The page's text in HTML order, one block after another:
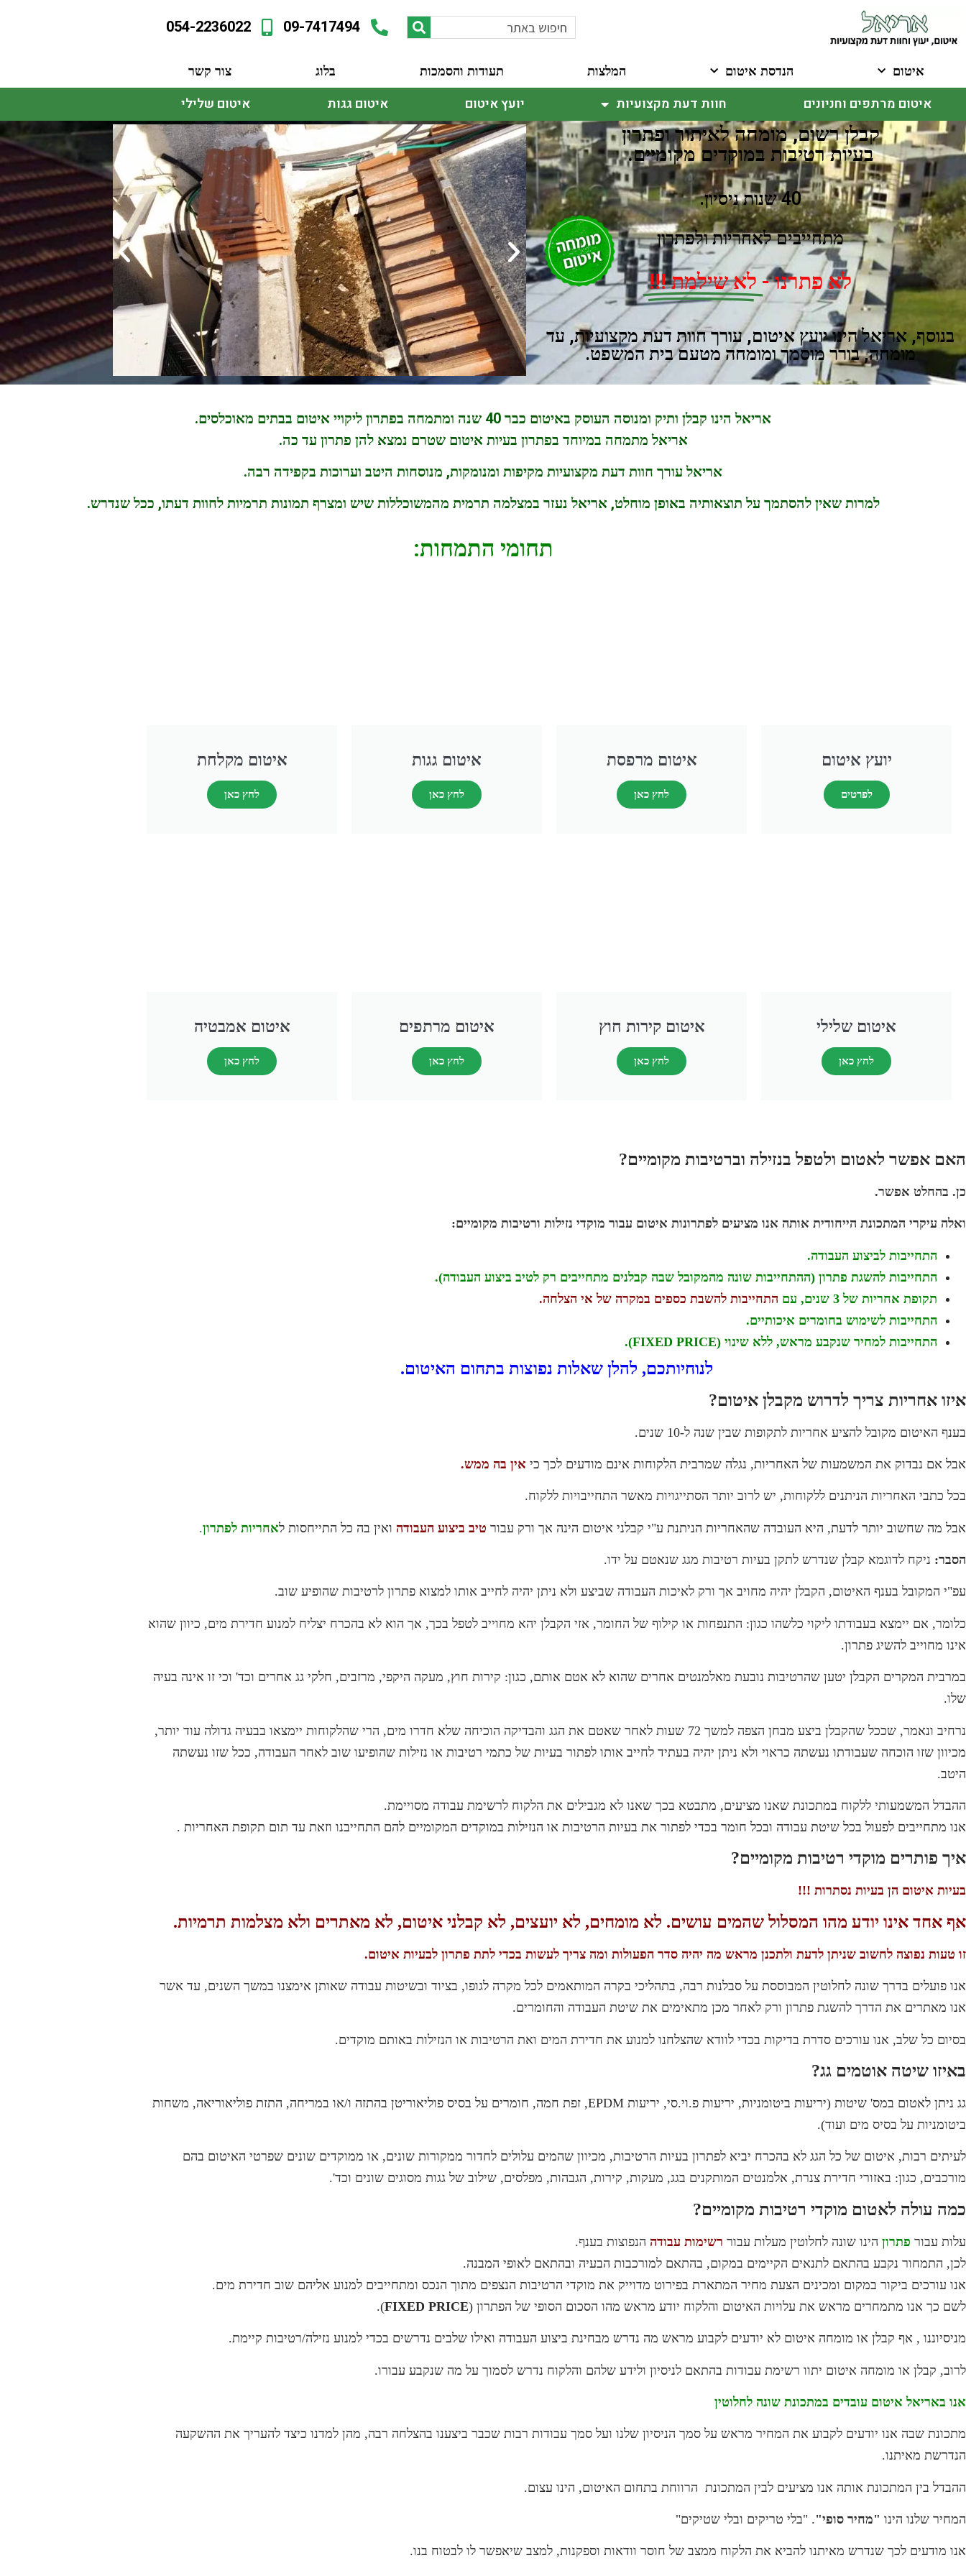
09-7417494
054-2236022
איטום הנדסת איטום המלצות תעודות והסמכות בלוג צור קשר
איטום מרתפים וחניונים חוות דעת מקצועיות יועץ איטום איטום גגות איטום שלילי
קבלן רשום, מומחה לאיתור ופתרון
בעיות רטיבות במוקדים מקומיים.
40 שנות ניסיון.​
מתחייבים לאחריות ולפתרון
לא פתרנו - לא שילמת !!!
בנוסף, אריאל הינו יועץ איטום, עורך חוות דעת מקצועיות, עד
מומחה, בורר מוסמך ומומחה מטעם בית המשפט.
אריאל הינו קבלן ותיק ומנוסה העוסק באיטום כבר 40 שנה ומתמחה בפתרון ליקויי איטום בבתים מאוכלסים.
אריאל מתמחה במיוחד בפתרון בעיות איטום שטרם נמצא להן פתרון עד כה.
אריאל עורך חוות דעת מקצועיות מקיפות ומנומקות, מנוסחות היטב וערוכות בקפידה רבה.
למרות שאין להסתמך על תוצאותיה באופן מוחלט, אריאל נעזר במצלמה תרמית מהמשוכללות שיש ומצרף תמונות תרמיות לחוות דעתו, ככל שנדרש.
תחומי התמחות:
יועץ איטום
לפרטים
איטום מרפסת
לחץ כאן
איטום גגות
לחץ כאן
איטום מקלחת
לחץ כאן
איטום שלילי
לחץ כאן
איטום קירות חוץ
לחץ כאן
איטום מרתפים
לחץ כאן
איטום אמבטיה
לחץ כאן
האם אפשר לאטום ולטפל בנזילה וברטיבות מקומיים?
כן. בהחלט אפשר.
ואלה עיקרי המתכונת הייחודית אותה אנו מציעים לפתרונות איטום עבור מוקדי נזילות ורטיבות מקומיים:
התחייבות לביצוע העבודה.
התחייבות להשגת פתרון (ההתחייבות שונה מהמקובל שבה קבלנים מתחייבים רק לטיב ביצוע העבודה).
תקופת אחריות של 3 שנים, עם
התחייבות להשבת כספים במקרה של אי הצלחה.
התחייבות לשימוש בחומרים איכותיים.
התחייבות למחיר שנקבע מראש, ללא שינוי (FIXED PRICE)
.
לנוחיותכם, להלן שאלות נפוצות בתחום האיטום.
איזו אחריות צריך לדרוש מקבלן איטום?
בענף האיטום מקובל להציע אחריות לתקופות שבין שנה ל-10 שנים.
אבל אם נבדוק את המשמעות של האחריות, נגלה שמרבית הלקוחות אינם מודעים לכך כי אין בה ממש.
בכל כתבי האחריות הניתנים ללקוחות, יש לרוב יותר הסתייגויות מאשר התחייבויות ללקוח.
אבל מה שחשוב יותר לדעת, היא העובדה שהאחריות הניתנת ע"י קבלני איטום הינה אך ורק עבור טיב ביצוע העבודה ואין בה כל התייחסות לאחריות לפתרון.
הסבר: ניקח לדוגמא קבלן שנדרש לתקן בעיות רטיבות מגג שנאטם על ידו.
עפ"י המקובל בענף האיטום, הקבלן יהיה מחויב אך ורק לאיכות העבודה שביצע ולא ניתן יהיה לחייב אותו למצוא פתרון לרטיבות שהופיע שוב.
כלומר, אם יימצא בעבודתו ליקוי כלשהו כגון: התנפחות או קילוף של החומר, אזי הקבלן יהא מחוייב לטפל בכך, אך הוא לא בהכרח יצליח למנוע חדירת מים, כיוון שהוא
אינו מחוייב להשיג פתרון.
במרבית המקרים הקבלן יטען שהרטיבות נובעת מאלמנטים אחרים שהוא לא אטם אותם, כגון: קירות חוץ, מעקה היקפי, מרזבים, חלקי גג אחרים וכד' וכי זו אינה בעיה
שלו.
נרחיב ונאמר, שככל שהקבלן ביצע מבחן הצפה למשך 72 שעות לאחר שאטם את הגג והבדיקה הוכיחה שלא חדרו מים, הרי שהלקוחות יימצאו בבעיה גדולה עוד יותר,
מכיוון שזו הוכחה שעבודתו נעשתה כראוי ולא ניתן יהיה בעתיד לחייב אותו לפתור בעיות של כתמי רטיבות או נזילות שהופיעו שוב לאחר העבודה, ככל שזו נעשתה
היטב.
ההבדל המשמעותי ללקוח במתכונת שאנו מציעים, מתבטא בכך שאנו לא מגבילים את הלקוח לרשימת עבודה מסויימת.
אנו מתחייבים לפעול בכל שיטת עבודה ובכל חומר בכדי לפתור את בעיות הרטיבות או הנזילות במוקדים המקומיים להם התחייבנו וזאת עד תום תקופת האחריות .
איך פותרים מוקדי רטיבות מקומיים?
בעיות איטום הן בעיות נסתרות !!!
אף אחד אינו יודע מהו המסלול שהמים עושים. לא מומחים, לא יועצים, לא קבלני איטום, לא מאתרים ולא מצלמות תרמיות.
זו טעות נפוצה לחשוב שניתן לדעת ולתכנן מראש מה יהיה סדר הפעולות ומה צריך לעשות בכדי לתת פתרון לבעיות איטום.
אנו פועלים בדרך שונה לחלוטין המבוססת על סבלנות רבה, בתהליכי בקרה המותאמים לכל מקרה לגופו, בציוד ובשיטות עבודה שאותן אימצנו במשך השנים, עד אשר
אנו מאתרים את הדרך להשגת פתרון ורק לאחר מכן מתאימים את שיטת העבודה והחומרים.
בסיום כל שלב, אנו עורכים סדרת בדיקות בכדי לוודא שהצלחנו למנוע את חדירת המים ואת הרטיבות או הנזילות באותם מוקדים.
באיזו שיטה אוטמים גג?
גג ניתן לאטום במס' שיטות (יריעות ביטומניות, יריעות פ.וי.סי, יריעות EPDM, זפת חמה, חומרים על בסיס פוליאוריטן בהתזה ו/או במריחה, התזת פוליאוריאה, משחות
ביטומניות על בסיס מים ועוד).
לעיתים רבות, איטום של כל הגג לא בהכרח יביא לפתרון בעיות הרטיבות, מכיוון שהמים עלולים לחדור ממקורות שונים, או ממוקדים שונים שפרטי האיטום בהם
מורכבים, כגון: באזורי חדירת צנרת, אלמנטים המותקנים בגג, מעקות, קירות, הגבהות, מפלסים, שילוב של גגות מסוגים שונים וכד'.
כמה עולה לאטום מוקדי רטיבות מקומיים?
עלות עבור פתרון הינו שונה לחלוטין מעלות עבור רשימות עבודה הנפוצות בענף.
לכן, התמחור נקבע בהתאם לתנאים הקיימים במקום, בהתאם למורכבות הבעיה ובהתאם לאופי המבנה.
אנו עורכים ביקור במקום ומכינים הצעת מחיר המתארת בפירוט מדוייק את מוקדי הרטיבות הנצפים מתוך הנכס ומתחייבים למנוע אליהם שוב חדירת מים.
לשם כך אנו מתמחרים מראש את עלויות האיטום והלקוח יודע מראש מהו הסכום הסופי של הפתרון (FIXED PRICE
).
מניסיוננו , אף קבלן או מומחה איטום לא יודעים לקבוע מראש מה נדרש מבחינת ביצוע העבודה ואילו שלבים נדרשים בכדי למנוע נזילה/רטיבות קיימת.
לרוב, קבלן או מומחה איטום יתוו רשימת עבודות בהתאם לניסיון ולידע שלהם והלקוח נדרש לסמוך על מה שנקבע עבורו.
אנו באריאל איטום עובדים במתכונת שונה לחלוטין
מתכונת שבה אנו יודעים לקבוע את המחיר מראש על סמך הניסיון שלנו ועל סמך עבודות רבות שכבר ביצענו בהצלחה רבה, מהן למדנו כיצד להעריך את ההשקעה
הנדרשת מאיתנו.
ההבדל בין המתכונת אותה אנו מציעים לבין המתכונת הרווחת בתחום האיטום, הינו עצום.
המחיר שלנו הינו "מחיר סופי". "בלי טריקים ובלי שטיקים"
אנו מודעים לכך שנדרש מאיתנו להביא את הלקוח ממצב של חוסר וודאות וספקנות, למצב שיאפשר לו לבטוח בנו.